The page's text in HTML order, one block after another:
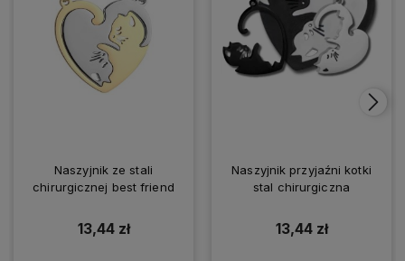
Naszyjnik ze stali
chirurgicznej best friend
13,44 zł
Naszyjnik przyjaźni kotki
stal chirurgiczna
13,44 zł